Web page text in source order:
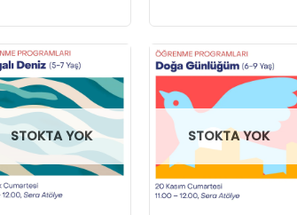
STOKTA YOK STOKTA YOK